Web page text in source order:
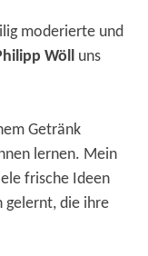
moderierte und
Wöll uns
Getränk
lernen. Mein
frische Ideen
gelernt, die ihre